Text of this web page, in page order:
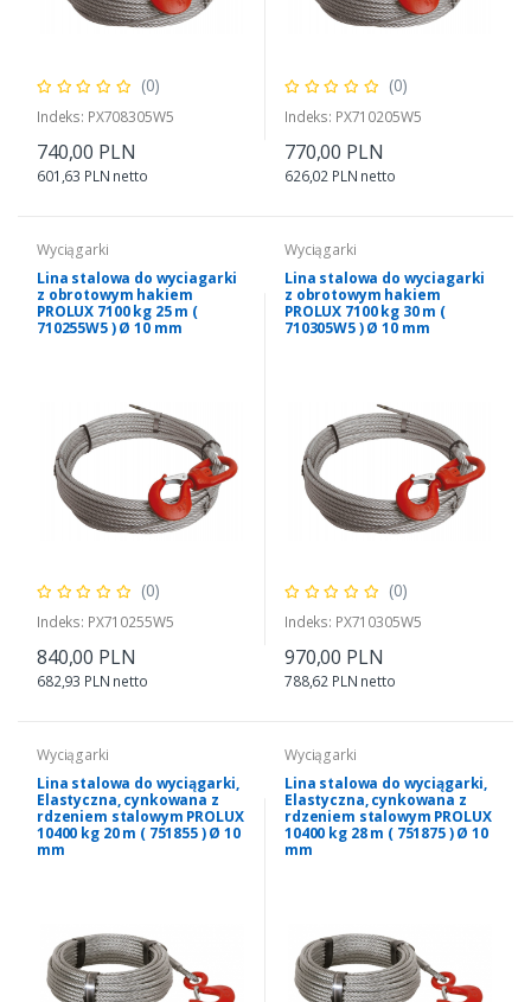
(0)
Indeks: PX708305W5
740,00 PLN
601,63 PLN netto
(0)
Indeks: PX710205W5
770,00 PLN
626,02 PLN netto
Wyciągarki
Lina stalowa do wyciagarki
z obrotowym hakiem
PROLUX 7100 kg 25 m (
710255W5 ) Ø 10 mm
(0)
Indeks: PX710255W5
840,00 PLN
682,93 PLN netto
Wyciągarki
Lina stalowa do wyciagarki
z obrotowym hakiem
PROLUX 7100 kg 30 m (
710305W5 ) Ø 10 mm
(0)
Indeks: PX710305W5
970,00 PLN
788,62 PLN netto
Wyciągarki
Lina stalowa do wyciągarki,
Elastyczna, cynkowana z
rdzeniem stalowym PROLUX
10400 kg 20 m ( 751855 ) Ø 10
mm
Wyciągarki
Lina stalowa do wyciągarki,
Elastyczna, cynkowana z
rdzeniem stalowym PROLUX
10400 kg 28 m ( 751875 ) Ø 10
mm